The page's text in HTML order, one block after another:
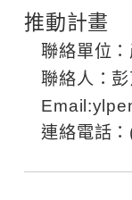
推動計畫
聯絡單位
聯絡人：
Email:
連絡電話